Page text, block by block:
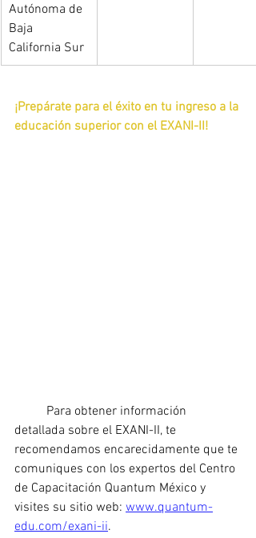
Autónoma de
Baja
California Sur
¡Prepárate para el éxito en tu ingreso a la
educación superior con el EXANI-II!
detallada sobre el EXANI-II, te
recomendamos encarecidamente que te
comuniques con los expertos del Centro
de Capacitación Quantum México y
visites su sitio web: www.quantum-
edu.com/exani-ii.